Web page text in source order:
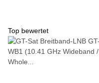
Top bewertet